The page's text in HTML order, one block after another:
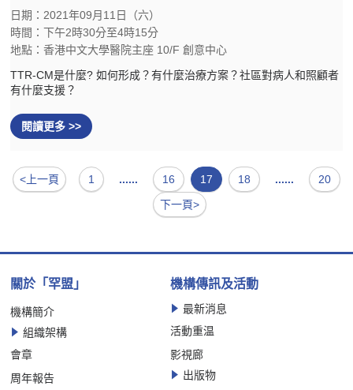
日期：2021年09月11日（六）
時間：下午2時30分至4時15分
地點：香港中文大學醫院主座 10/F 創意中心
TTR-CM是什麼? 如何形成？有什麼治療方案？社區對病人和照顧者
有什麼支援？
閱讀更多 >>
<上一頁 1 ...... 16 17 18 ......
20
下一頁>
關於「罕盟」
機構簡介
組織架構
會章
周年報告
機構傳訊及活動
最新消息
活動重温
影視廊
出版物